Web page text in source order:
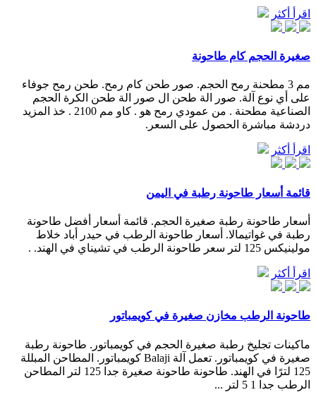
اقرأ أكثر
صغيرة الحجم كام طاحونة
مم 3 مطحنة رمح الحجم. صور طحن كام رمح. طحن رمح جوفاء
على أي نوع آلة. صور الة طحن ال صور الة طحن الكرة الحجم
الصناعية مطحنة . من عمودي رمح هو . كاو مم 2100 . خذ المزيد
دردشة مباشرة الحصول على السعر.
اقرأ أكثر
قائمة أسعار طاحونة رطبة في اليمن
أسعار طاحونة رطبة صغيرة الحجم. قائمة أسعار أفضل طاحونة
رطبة في غواتيمالا. أسعار طاحونة الرطب في حيدر أباد خلاط
مولينيكس 125 لتر سعر طاحونة الرطب في تشيناي في الهند. .
اقرأ أكثر
طاحونة الرطب مخازن صغيرة في كويمباتور
ماكينات تجليخ رطبة صغيرة الحجم في كويمباتور. طاحونة رطبة
صغيرة في كويمباتور. تعمل آلة Balaji كويمباتور. المطاحن المبللة
125 لترًا في الهند. طاحونة طاحونة صغيرة جدا 125 لتر المطاحن
الرطب جدا 1 5 لتر ...